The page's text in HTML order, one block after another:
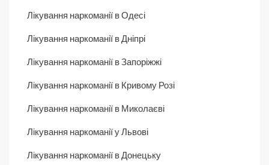
Лікування наркоманії в Одесі
Лікування наркоманії в Дніпрі
Лікування наркоманії в Запоріжжі
Лікування наркоманії в Кривому Розі
Лікування наркоманії в Миколаєві
Лікування наркоманії у Львові
Лікування наркоманії в Донецьку